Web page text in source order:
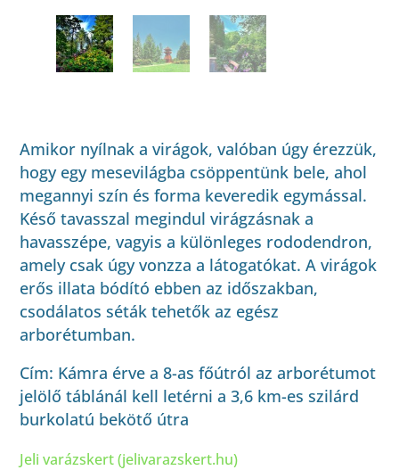
Amikor nyílnak a virágok, valóban úgy érezzük,
hogy egy mesevilágba csöppentünk bele, ahol
megannyi szín és forma keveredik egymással.
Késő tavasszal megindul virágzásnak a
havasszépe, vagyis a különleges rododendron,
amely csak úgy vonzza a látogatókat. A virágok
erős illata bódító ebben az időszakban,
csodálatos séták tehetők az egész
arborétumban.
Cím: Kámra érve a 8-as főútról az arborétumot
jelölő táblánál kell letérni a 3,6 km-es szilárd
burkolatú bekötő útra
Jeli varázskert (jelivarazskert.hu)